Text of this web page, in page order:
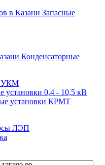
Запасные
Конденсаторные
УКМ
установки 0,4 - 10,5 кВ
установки КРМТ
ЛЭП